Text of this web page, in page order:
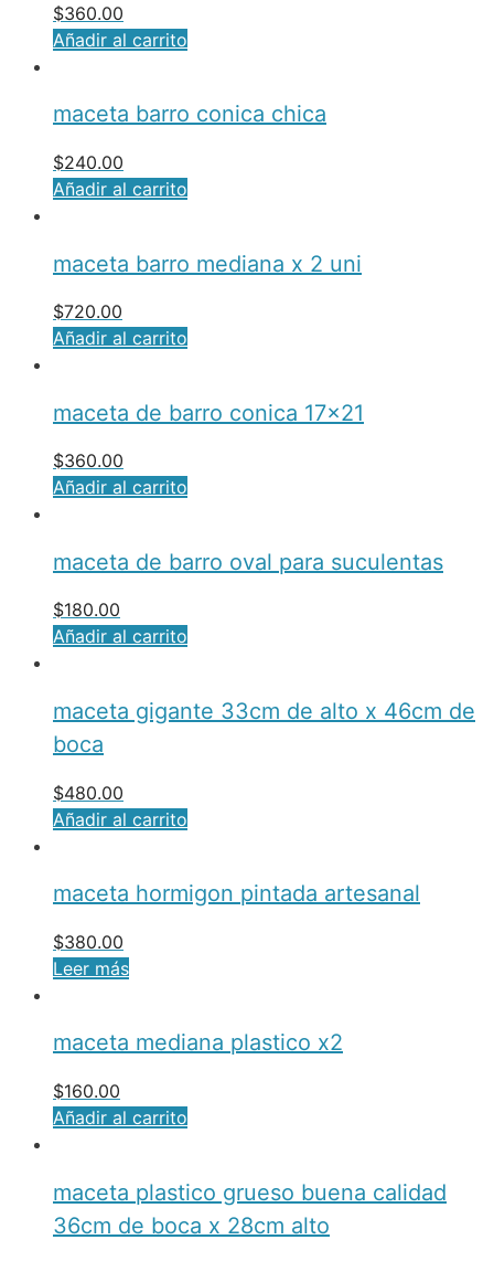
$360.00
Añadir al carrito
maceta barro conica chica
$240.00
Añadir al carrito
maceta barro mediana x 2 uni
$720.00
Añadir al carrito
maceta de barro conica 17×21
$360.00
Añadir al carrito
maceta de barro oval para suculentas
$180.00
Añadir al carrito
maceta gigante 33cm de alto x 46cm de
boca
$480.00
Añadir al carrito
maceta hormigon pintada artesanal
$380.00
Leer más
maceta mediana plastico x2
$160.00
Añadir al carrito
maceta plastico grueso buena calidad
36cm de boca x 28cm alto